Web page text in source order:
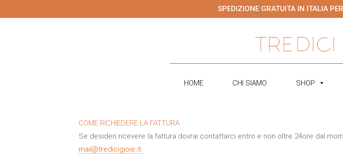
SPEDIZIONE GRATUITA IN ITALIA
HOME CHI SIAMO SHOP
COME RICHIEDERE LA FATTURA
Se desideri ricevere la fattura dovrai contattarci entro e non oltre 24ore dal
mail@tredicigioie.it